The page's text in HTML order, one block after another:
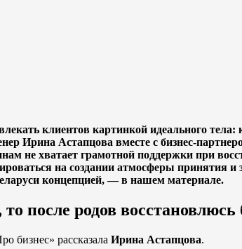
клиентов картинкой идеального
Ирина Астапцова вместе с бизнес-
не хватает грамотной поддержки при
на создании атмосферы принятия и
концепцией, — в нашем материале.
то после родов
бизнес» рассказала Ирина Астапцова.